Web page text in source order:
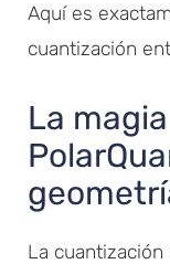
Aquí es
cuantización
La
La